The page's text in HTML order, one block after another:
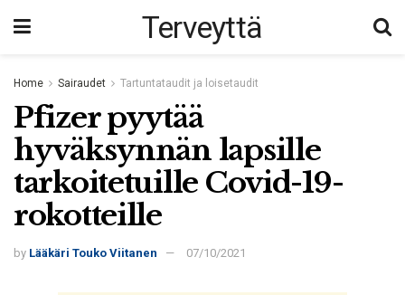
Terveyttä
Home Sairaudet Tartuntataudit ja loisetaudit
Pfizer pyytää
hyväksynnän lapsille
tarkoitetuille Covid-19-
rokotteille
by Lääkäri Touko Viitanen 07/10/2021